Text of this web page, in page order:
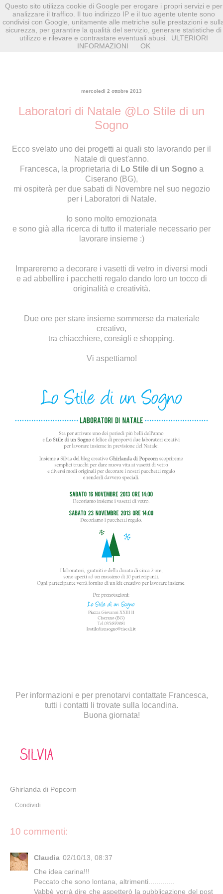
mercoledì 2 ottobre 2013
Laboratori di Natale @Lo Stile di un
Sogno
Ecco svelato uno dei progetti ai quali sto lavorando per il
Natale di quest'anno.
Francesca, la proprietaria di Lo Stile di un Sogno a
Ciserano (BG),
mi ospiterà per due sabati di Novembre nel suo negozio
per i Laboratori di Natale.
Io sono molto emozionata
e sono già alla ricerca di tutto il materiale necessario per
lavorare insieme :)
Impareremo a decorare i vasetti di vetro in diversi modi
e ad abbellire i pacchetti regalo dando loro un tocco di
originalità e creatività.
Due ore per stare insieme sommerse da materiale
creativo,
tra chiacchiere, consigli e shopping.
Vi aspettiamo!
Per informazioni e per prenotarvi contattate Francesca,
tutti i contatti li trovate sulla locandina.
Buona giornata!
Ghirlanda di Popcorn
Condividi
10 commenti:
Claudia 02/10/13, 08:37
Che idea carina!!!
Peccato che sono lontana, altrimenti.............
Vabbè vorrà dire che aspetterò la pubblicazione del post
Questo sito utilizza cookie di Google per erogare i propri servizi e per
analizzare il traffico. Il tuo indirizzo IP e il tuo agente utente sono
condivisi con Google, unitamente alle metriche sulle prestazioni e
sicurezza, per garantire la qualità del servizio, generare statistiche di
utilizzo e rilevare e contrastare eventuali abusi.
ULTERIORI
INFORMAZIONI
OK